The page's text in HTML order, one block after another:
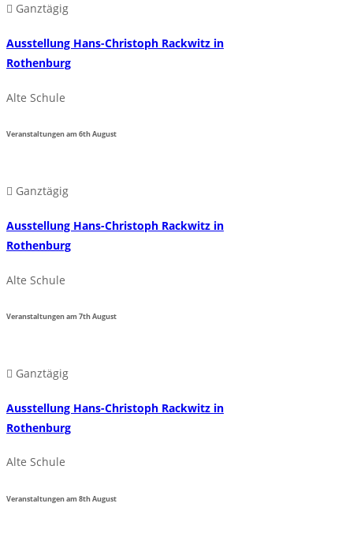
Ganztägig
Ausstellung Hans-Christoph Rackwitz in
Rothenburg
Alte Schule
Veranstaltungen am6thAugust
Ganztägig
Ausstellung Hans-Christoph Rackwitz in
Rothenburg
Alte Schule
Veranstaltungen am7thAugust
Ganztägig
Ausstellung Hans-Christoph Rackwitz in
Rothenburg
Alte Schule
Veranstaltungen am8thAugust